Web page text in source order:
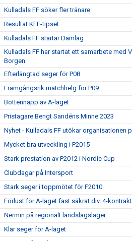
Kulladals FF söker fler tränare
Resultat KFF-tipset
Kulladals FF startar Damlag
Kulladals FF har startat ett samarbete med
Borgen
Efterlängtad seger för P08
Framgångsrik matchhelg för P09
Bottennapp av A-laget
Pristagare Bengt Sandéns Minne 2023
Nyhet - Kulladals FF utökar organisationen
Mycket bra utveckling i P2015
Stark prestation av P2012 i Nordic Cup
Clubdagar på Intersport
Stark seger i toppmötet för F2010
Förlust för A-laget fast säkrat div. 4-kontrakt
Nermin på regionalt landslagsläger
Klar seger för A-laget